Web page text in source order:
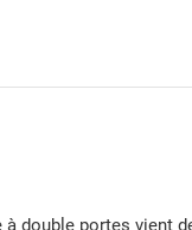
double portes vient